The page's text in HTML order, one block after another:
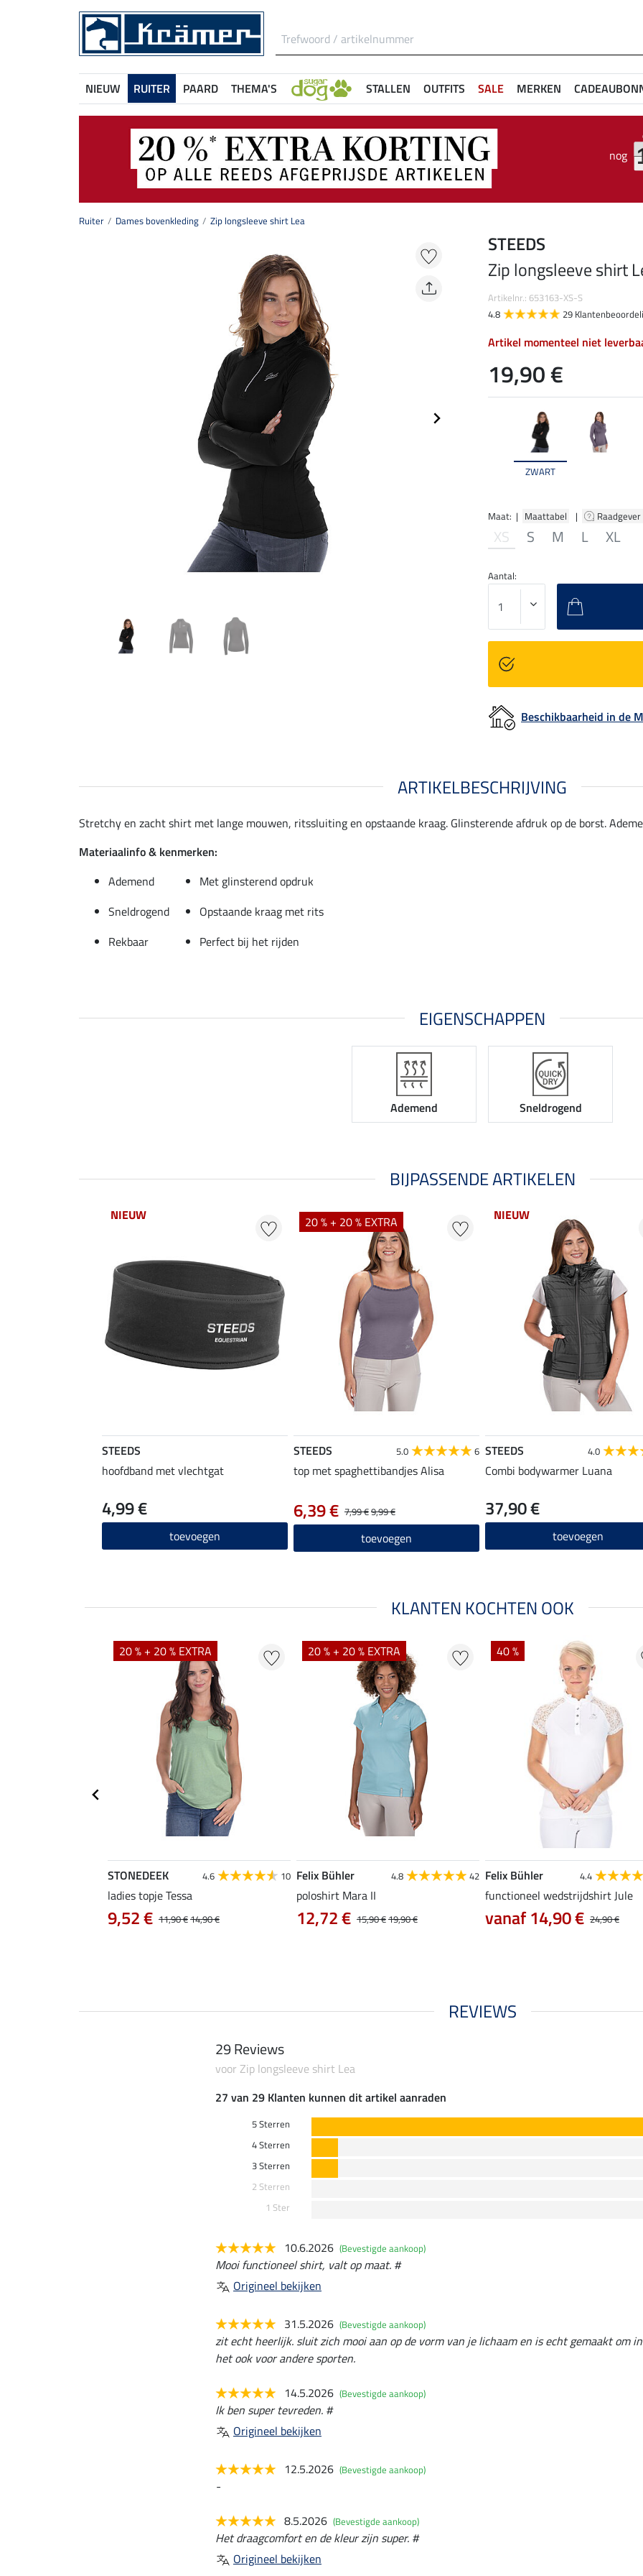
NIEUW RUITER PAARD THEMA'S STALLEN OUTFITS SALE MERKEN
nog
Ruiter Dames bovenkleding Zip longsleeve shirt Lea
ZWART
Maat: | Maattabel | Raadgever
XS S M L XL
STEEDS
Zip longsleeve shirt
Artikelnr.: 653163-XS-S
4.8
29
Artikel momenteel niet
19,90 €
Aantal:
Beschikbaarheid in de
ARTIKELBESCHRIJVING
Stretchy en zacht shirt met lange mouwen, ritssluiting en opstaande kraag. Glinsterende afdruk op de borst.
Materiaalinfo & kenmerken:
Ademend
Met glinsterend opdruk
Sneldrogend
Opstaande kraag met rits
Rekbaar
Perfect bij het rijden
EIGENSCHAPPEN
Ademend Sneldrogend
BIJPASSENDE ARTIKELEN
NIEUW
STEEDS
hoofdband met vlechtgat
4,99 €
toevoegen
20 % + 20 % EXTRA
STEEDS 5.0 6
top met spaghettibandjes Alisa
7,99 €9,99 €
6,39 €
toevoegen
NIEUW
STEEDS 4.0
Combi bodywarmer Luana
37,90 €
toevoegen
KLANTEN KOCHTEN OOK
20 % + 20 % EXTRA
STONEDEEK 4.6 10
ladies topje Tessa
11,90 €14,90 €
9,52 €
20 % + 20 % EXTRA
Felix Bühler 4.8 42
poloshirt Mara II
15,90 €19,90 €
12,72 €
40 %
Felix Bühler 4.4
functioneel wedstrijdshirt Jule
24,90 €
vanaf 14,90 €
REVIEWS
29 Reviews
voor Zip longsleeve shirt Lea
27 van 29 Klanten kunnen dit artikel aanraden
5 Sterren
4 Sterren
3 Sterren
2 Sterren
1 Ster
10.6.2026 (Bevestigde aankoop)
Mooi functioneel shirt, valt op maat. #
Origineel bekijken
31.5.2026 (Bevestigde aankoop)
zit echt heerlijk. sluit zich mooi aan op de vorm van je lichaam en is echt gemaakt om
het ook voor andere sporten.
14.5.2026 (Bevestigde aankoop)
Ik ben super tevreden. #
Origineel bekijken
12.5.2026 (Bevestigde aankoop)
-
8.5.2026 (Bevestigde aankoop)
Het draagcomfort en de kleur zijn super. #
Origineel bekijken